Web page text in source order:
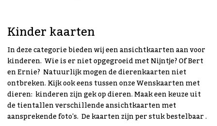
Kinder kaarten
In deze categorie bieden wij een ansichtkaarten aan voor
kinderen. Wie is er niet opgegroeid met Nijntje? Of Bert
en Ernie? Natuurlijk mogen de dierenkaarten niet
ontbreken. Kijk ook eens tussen onze Wenskaarten met
dieren: kinderen zijn gek op dieren. Maak een keuze uit
de tientallen verschillende ansichtkaarten met
aansprekende foto's. De kaarten zijn per stuk bestelbaar .